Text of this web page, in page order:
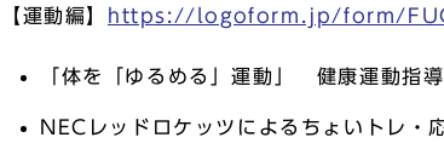
【運動編】 https://logoform.jp/form/
「体を「ゆるめる」運動」 健康運動指
NECレッドロケッツによるちょいトレ・